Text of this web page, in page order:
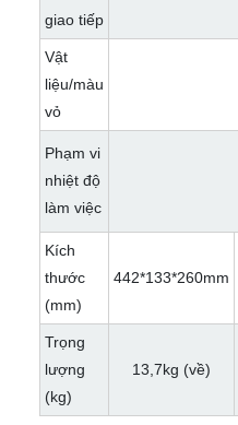
giao tiếp
Vật
liệu/màu
vỏ
Phạm vi
nhiệt độ
làm việc
Kích
thước
(mm)
442*133*260mm
Trọng
lượng
(kg)
13,7kg (về)